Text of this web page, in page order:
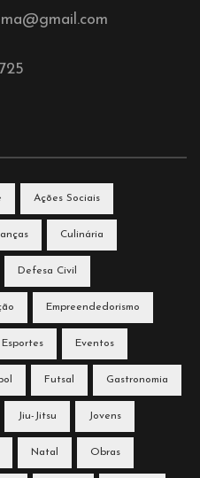
Ações Sociais
Culinária
Defesa Civil
Empreendedorismo
Esportes Eventos
Futsal Gastronomia
Jiu-Jitsu Jovens
Natal Obras